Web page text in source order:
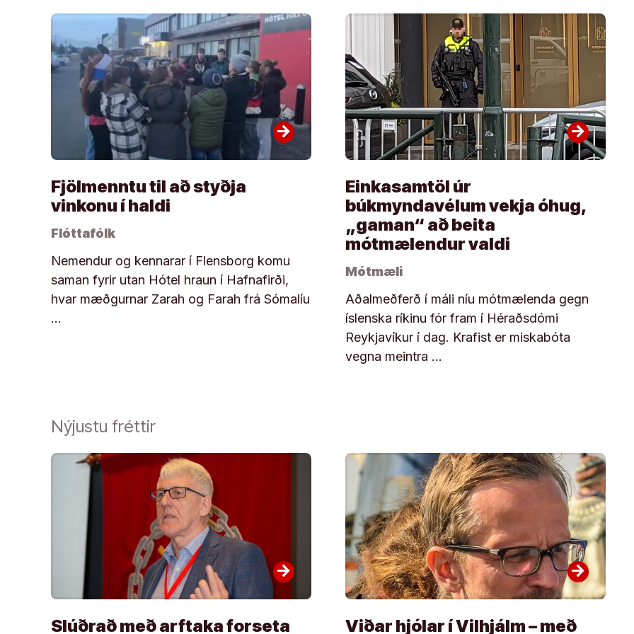
arrow_forward
Fjölmenntu til að styðja
vinkonu í haldi
Flóttafólk
Nemendur og kennarar í Flensborg komu
saman fyrir utan Hótel hraun í Hafnafirði,
hvar mæðgurnar Zarah og Farah frá Sómalíu
…
arrow_forward
Einkasamtöl úr
búkmyndavélum vekja óhug,
„gaman“ að beita
mótmælendur valdi
Mótmæli
Aðalmeðferð í máli níu mótmælenda gegn
íslenska ríkinu fór fram í Héraðsdómi
Reykjavíkur í dag. Krafist er miskabóta
vegna meintra …
Nýjustu fréttir
arrow_forward
Slúðrað með arftaka forseta
arrow_forward
Viðar hjólar í Vilhjálm – með